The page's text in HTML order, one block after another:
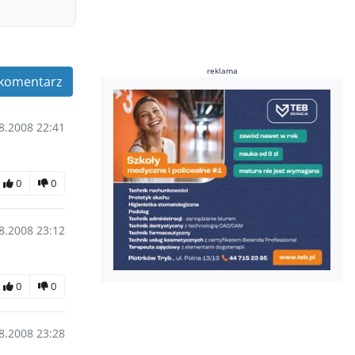
22:41
0 0
23:12
0 0
23:28
reklama